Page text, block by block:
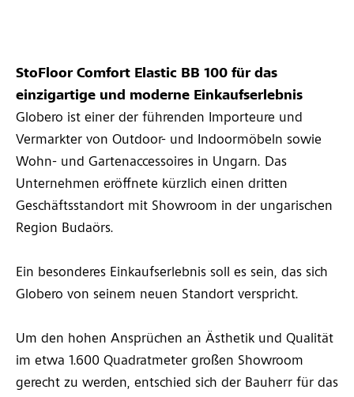
StoFloor Comfort Elastic BB 100 für das
einzigartige und moderne Einkaufserlebnis
Globero ist einer der führenden Importeure und
Vermarkter von Outdoor- und Indoormöbeln sowie
Wohn- und Gartenaccessoires in Ungarn. Das
Unternehmen eröffnete kürzlich einen dritten
Geschäftsstandort mit Showroom in der ungarischen
Region Budaörs.
Ein besonderes Einkaufserlebnis soll es sein, das sich
Globero von seinem neuen Standort verspricht.
Um den hohen Ansprüchen an Ästhetik und Qualität
im etwa 1.600 Quadratmeter großen Showroom
gerecht zu werden, entschied sich der Bauherr für das